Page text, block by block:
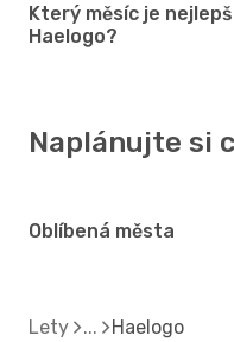
Který měsíc je
Haelogo?
Naplánujte si
Oblíbená města
Lety Haelogo